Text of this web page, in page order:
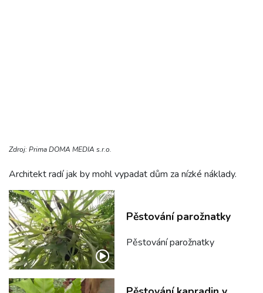
Zdroj: Prima DOMA MEDIA s.r.o.
Architekt radí jak by mohl vypadat dům za nízké náklady.
Pěstování parožnatky
Pěstování parožnatky